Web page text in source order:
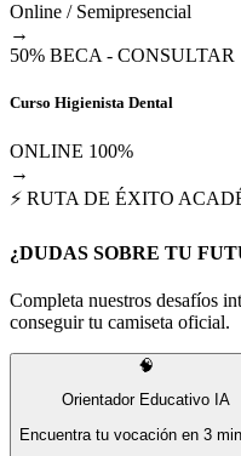
Online / Semipresencial
→
50% BECA - CONSULTAR
Curso Higienista Dental
ONLINE 100%
→
⚡ RUTA DE ÉXITO
¿DUDAS SOBRE TU
Completa nuestros desafíos
conseguir tu camiseta oficial.
🧠
Orientador Educativo IA
Encuentra tu vocación en 3